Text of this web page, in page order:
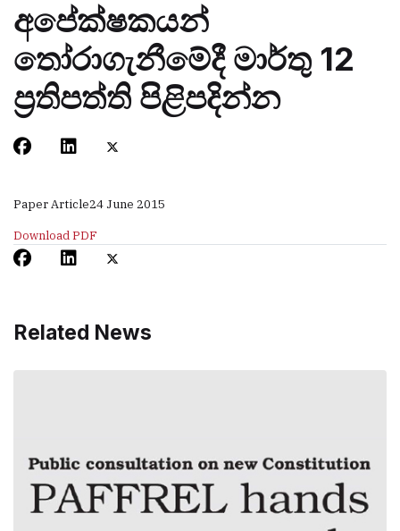
අපේක්ෂකයන්
තෝරාගැනීමේදී මාර්තු 12
ප්‍රතිපත්ති පිළිපදින්න
Paper Article24 June 2015
Download PDF
Related News